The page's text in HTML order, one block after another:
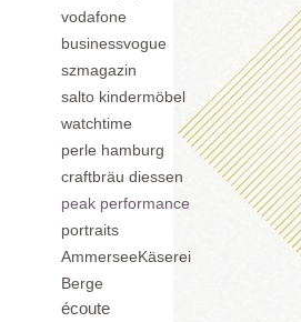
vodafone
businessvogue
szmagazin
salto kindermöbel
watchtime
perle hamburg
craftbräu diessen
peak performance
portraits
AmmerseeKäserei
Berge
écoute